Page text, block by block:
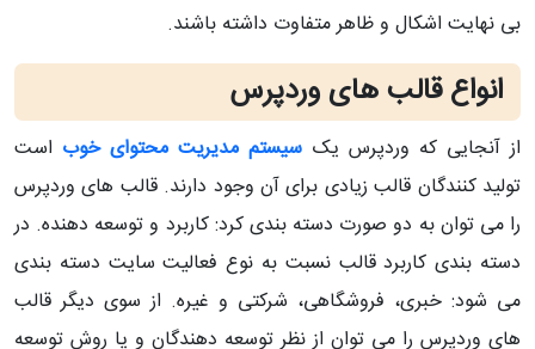
بی نهایت اشکال و ظاهر متفاوت داشته باشند.
انواع قالب های وردپرس
از آنجایی که وردپرس یک سیستم مدیریت محتوای خوب است
تولید کنندگان قالب زیادی برای آن وجود دارند. قالب های وردپرس
را می توان به دو صورت دسته بندی کرد: کاربرد و توسعه دهنده. در
دسته بندی کاربرد قالب نسبت به نوع فعالیت سایت دسته بندی
می شود: خبری، فروشگاهی، شرکتی و غیره. از سوی دیگر قالب
های وردپرس را می توان از نظر توسعه دهندگان و یا روش توسعه